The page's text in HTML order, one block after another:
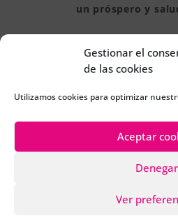
Gestionar el
de las cookies
Utilizamos cookies para optimizar
Aceptar
Denegar
Ver
un próspero y
¡ Un
FELIZ NAVIDAD Y
Siete ideas para
Volver a